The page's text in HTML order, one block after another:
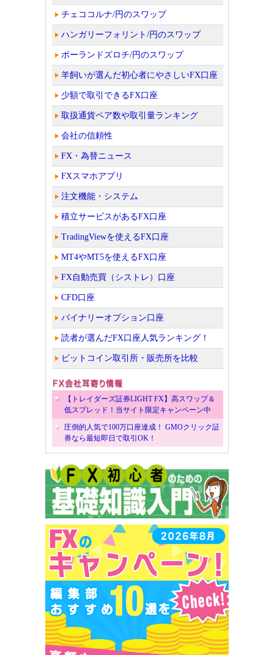
チェココルナ/円のスワップ
ハンガリーフォリント/円のスワップ
ポーランドズロチ/円のスワップ
羊飼いが選んだ初心者にやさしいFX口座
少額で取引できるFX口座
取扱通貨ペア数や取引量ランキング
会社の信頼性
FX・為替ニュース
FXスマホアプリ
注文機能・システム
積立サービスがあるFX口座
TradingViewを使えるFX口座
MT4やMT5を使えるFX口座
FX自動売買（シストレ）口座
CFD口座
バイナリーオプション口座
読者が選んだFX口座人気ランキング！
ビットコイン取引所・販売所を比較
【トレイダーズ証券LIGHT FX】高スワップ＆
低スプレッド！当サイト限定キャンペーン中
圧倒的人気で100万口座達成！ GMOクリック証
券なら最短即日で取引OK！